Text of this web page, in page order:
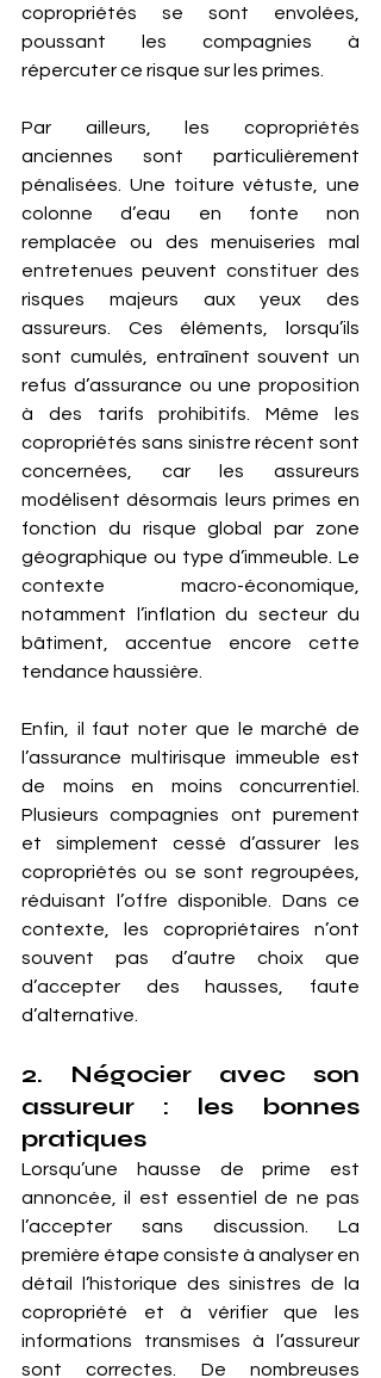
copropriétés se sont envolées,
poussant les compagnies à
répercuter ce risque sur les primes.
Par ailleurs, les copropriétés
anciennes sont particulièrement
pénalisées. Une toiture vétuste, une
colonne d’eau en fonte non
remplacée ou des menuiseries mal
entretenues peuvent constituer des
risques majeurs aux yeux des
assureurs. Ces éléments, lorsqu’ils
sont cumulés, entraînent souvent un
refus d’assurance ou une proposition
à des tarifs prohibitifs. Même les
copropriétés sans sinistre récent sont
concernées, car les assureurs
modélisent désormais leurs primes en
fonction du risque global par zone
géographique ou type d’immeuble. Le
contexte macro-économique,
notamment l’inflation du secteur du
bâtiment, accentue encore cette
tendance haussière.
Enfin, il faut noter que le marché de
l’assurance multirisque immeuble est
de moins en moins concurrentiel.
Plusieurs compagnies ont purement
et simplement cessé d’assurer les
copropriétés ou se sont regroupées,
réduisant l’offre disponible. Dans ce
contexte, les copropriétaires n’ont
souvent pas d’autre choix que
d’accepter des hausses, faute
d’alternative.
2. Négocier avec son
assureur : les bonnes
pratiques
Lorsqu’une hausse de prime est
annoncée, il est essentiel de ne pas
l’accepter sans discussion. La
première étape consiste à analyser en
détail l’historique des sinistres de la
copropriété et à vérifier que les
informations transmises à l’assureur
sont correctes. De nombreuses